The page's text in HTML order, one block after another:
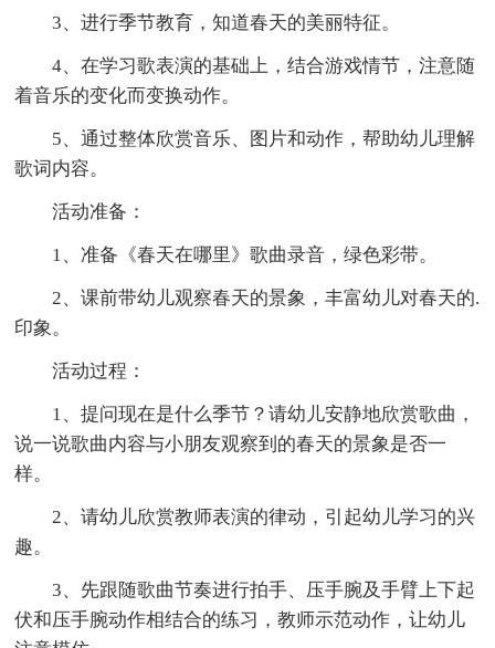
3、进行季节教育，知道春天的美丽特征。
4、在学习歌表演的基础上，结合游戏情节，注意随
着音乐的变化而变换动作。
5、通过整体欣赏音乐、图片和动作，帮助幼儿理解
歌词内容。
活动准备：
1、准备《春天在哪里》歌曲录音，绿色彩带。
2、课前带幼儿观察春天的景象，丰富幼儿对春天的.
印象。
活动过程：
1、提问现在是什么季节？请幼儿安静地欣赏歌曲，
说一说歌曲内容与小朋友观察到的春天的景象是否一
样。
2、请幼儿欣赏教师表演的律动，引起幼儿学习的兴
趣。
3、先跟随歌曲节奏进行拍手、压手腕及手臂上下起
伏和压手腕动作相结合的练习，教师示范动作，让幼儿